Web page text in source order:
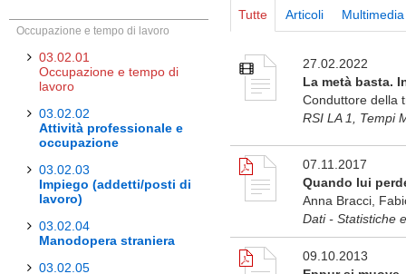
Occupazione e tempo di lavoro
03.02.01
Occupazione e tempo di
lavoro
03.02.02
Attività professionale e
occupazione
03.02.03
Impiego (addetti/posti di
lavoro)
03.02.04
Manodopera straniera
03.02.05
Tutte Articoli Multimedia
27.02.2022
La metà basta.
Conduttore della
RSI LA 1, Tempi
07.11.2017
Quando lui
Anna Bracci,
Dati - Statistiche
09.10.2013